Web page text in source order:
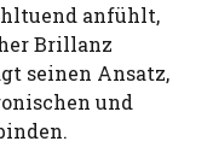
anfühlt,
Brillanz
seinen Ansatz,
und